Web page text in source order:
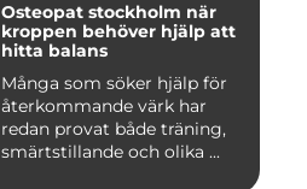
Osteopat stockholm när
kroppen behöver hjälp att
hitta balans
Många som söker hjälp för
återkommande värk har
redan provat både träning,
smärtstillande och olika ...